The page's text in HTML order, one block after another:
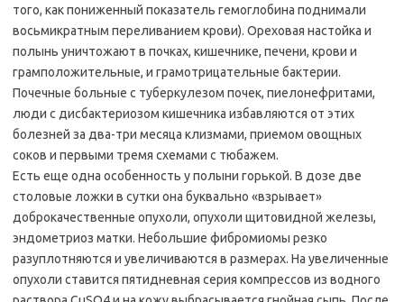
того, как пониженный показатель гемоглобина поднимали
восьмикратным переливанием крови). Ореховая настойка и
полынь уничтожают в почках, кишечнике, печени, крови и
грамположительные, и грамотрицательные бактерии.
Почечные больные с туберкулезом почек, пиелонефритами,
люди с дисбактериозом кишечника избавляются от этих
болезней за два-три месяца клизмами, приемом овощных
соков и первыми тремя схемами с тюбажем.
Есть еще одна особенность у полыни горькой. В дозе две
столовые ложки в сутки она буквально «взрывает»
доброкачественные опухоли, опухоли щитовидной железы,
эндометриоз матки. Небольшие фибромиомы резко
разуплотняются и увеличиваются в размерах. На увеличенные
опухоли ставится пятидневная серия компрессов из водного